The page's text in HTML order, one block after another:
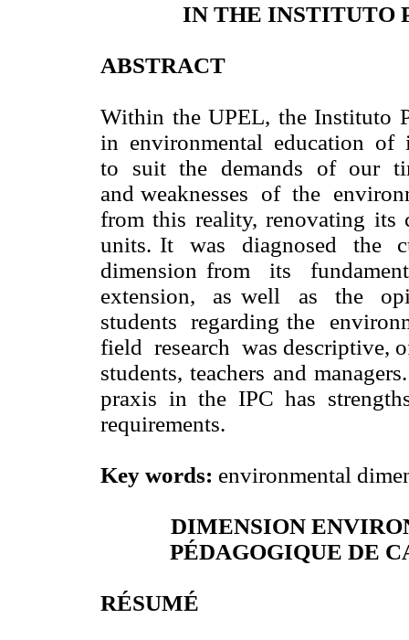
IN THE INSTITUTO
ABSTRACT
Within the UPEL, the Instituto
in environmental education of
to suit the demands of our
and weaknesses of the
from this reality, renovating its
units. It was diagnosed the
dimension from its
extension, as well as the
students regarding the
field research was descriptive,
students, teachers and
praxis in the IPC has
requirements.
Key words: environmental
DIMENSION
PÉDAGOGIQUE DE
RÉSUMÉ